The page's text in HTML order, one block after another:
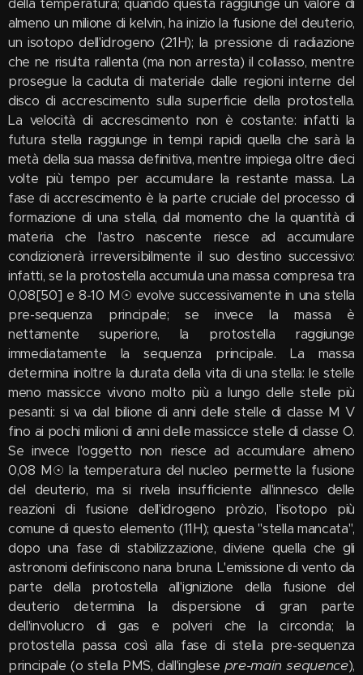
della temperatura; quando questa raggiunge un valore di
almeno un milione di kelvin, ha inizio la fusione del deuterio,
un isotopo dell'idrogeno (21H); la pressione di radiazione
che ne risulta rallenta (ma non arresta) il collasso, mentre
prosegue la caduta di materiale dalle regioni interne del
disco di accrescimento sulla superficie della protostella.
La velocità di accrescimento non è costante: infatti la
futura stella raggiunge in tempi rapidi quella che sarà la
metà della sua massa definitiva, mentre impiega oltre dieci
volte più tempo per accumulare la restante massa. La
fase di accrescimento è la parte cruciale del processo di
formazione di una stella, dal momento che la quantità di
materia che l'astro nascente riesce ad accumulare
condizionerà irreversibilmente il suo destino successivo:
infatti, se la protostella accumula una massa compresa tra
0,08[50] e 8-10 M☉ evolve successivamente in una stella
pre-sequenza principale; se invece la massa è
nettamente superiore, la protostella raggiunge
immediatamente la sequenza principale. La massa
determina inoltre la durata della vita di una stella: le stelle
meno massicce vivono molto più a lungo delle stelle più
pesanti: si va dal bilione di anni delle stelle di classe M V
fino ai pochi milioni di anni delle massicce stelle di classe O.
Se invece l'oggetto non riesce ad accumulare almeno
0,08 M☉ la temperatura del nucleo permette la fusione
del deuterio, ma si rivela insufficiente all'innesco delle
reazioni di fusione dell'idrogeno pròzio, l'isotopo più
comune di questo elemento (11H); questa "stella mancata",
dopo una fase di stabilizzazione, diviene quella che gli
astronomi definiscono nana bruna. L'emissione di vento da
parte della protostella all'ignizione della fusione del
deuterio determina la dispersione di gran parte
dell'involucro di gas e polveri che la circonda; la
protostella passa così alla fase di stella pre-sequenza
principale (o stella PMS, dall'inglese pre-main sequence),